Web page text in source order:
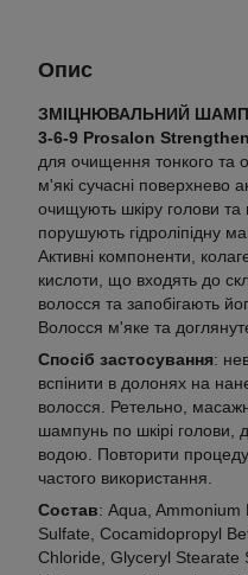
Опис
ЗМІЦНЮВАЛЬНИЙ
3-6-9 Prosalon
для очищення тонкого та
м'які сучасні поверхнево
очищують шкіру голови та
порушують гідроліпідну
Активні компоненти,
кислоти, що входять до
волосся та запобігають
Волосся м'яке та
Спосіб застосування:
вспінити в долонях на
волосся. Ретельно,
шампунь по шкірі голови,
водою. Повторити
частого використання.
Состав: Aqua,
Sulfate, Cocamidopropyl
Chloride, Glyceryl Stearate